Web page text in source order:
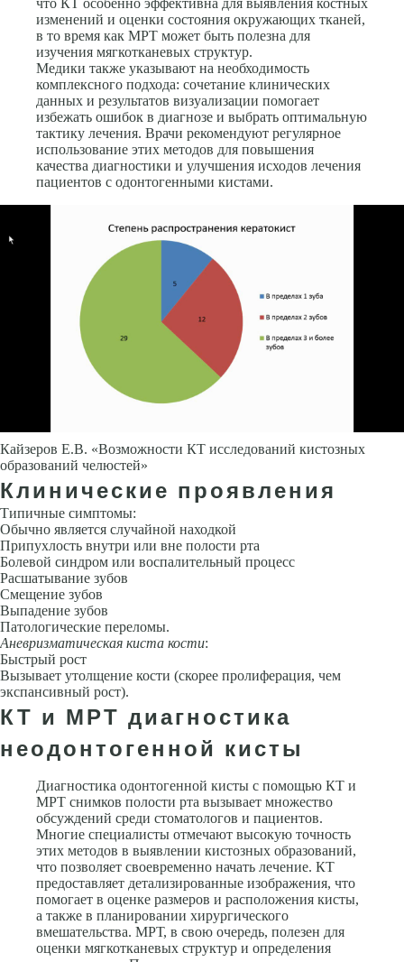
что КТ особенно эффективна для выявления костных
изменений и оценки состояния окружающих тканей,
в то время как МРТ может быть полезна для
изучения мягкотканевых структур.
Медики также указывают на необходимость
комплексного подхода: сочетание клинических
данных и результатов визуализации помогает
избежать ошибок в диагнозе и выбрать оптимальную
тактику лечения. Врачи рекомендуют регулярное
использование этих методов для повышения
качества диагностики и улучшения исходов лечения
пациентов с одонтогенными кистами.
Кайзеров Е.В. «Возможности КТ исследований кистозных
образований челюстей»
Клинические проявления
Типичные симптомы:
Обычно является случайной находкой
Припухлость внутри или вне по­лости рта
Болевой синдром или воспалительный процесс
Расшатыва­ние зубов
Смещение зубов
Выпадение зубов
Патологические пере­ломы.
Аневризматическая киста кости:
Быстрый рост
Вызывает утолщение кости (скорее пролиферация, чем
экспансивный рост).
КТ и МРТ диагностика
неодонтогенной кисты
Диагностика одонтогенной кисты с помощью КТ и
МРТ снимков полости рта вызывает множество
обсуждений среди стоматологов и пациентов.
Многие специалисты отмечают высокую точность
этих методов в выявлении кистозных образований,
что позволяет своевременно начать лечение. КТ
предоставляет детализированные изображения, что
помогает в оценке размеров и расположения кисты,
а также в планировании хирургического
вмешательства. МРТ, в свою очередь, полезен для
оценки мягкотканевых структур и определения